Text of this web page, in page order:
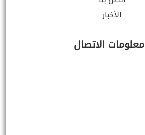
الأخبار
معلومات الاتصال